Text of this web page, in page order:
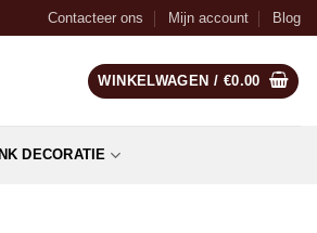
Contacteer ons Mijn account Blog
WINKELWAGEN / €0.00
DECORATIE